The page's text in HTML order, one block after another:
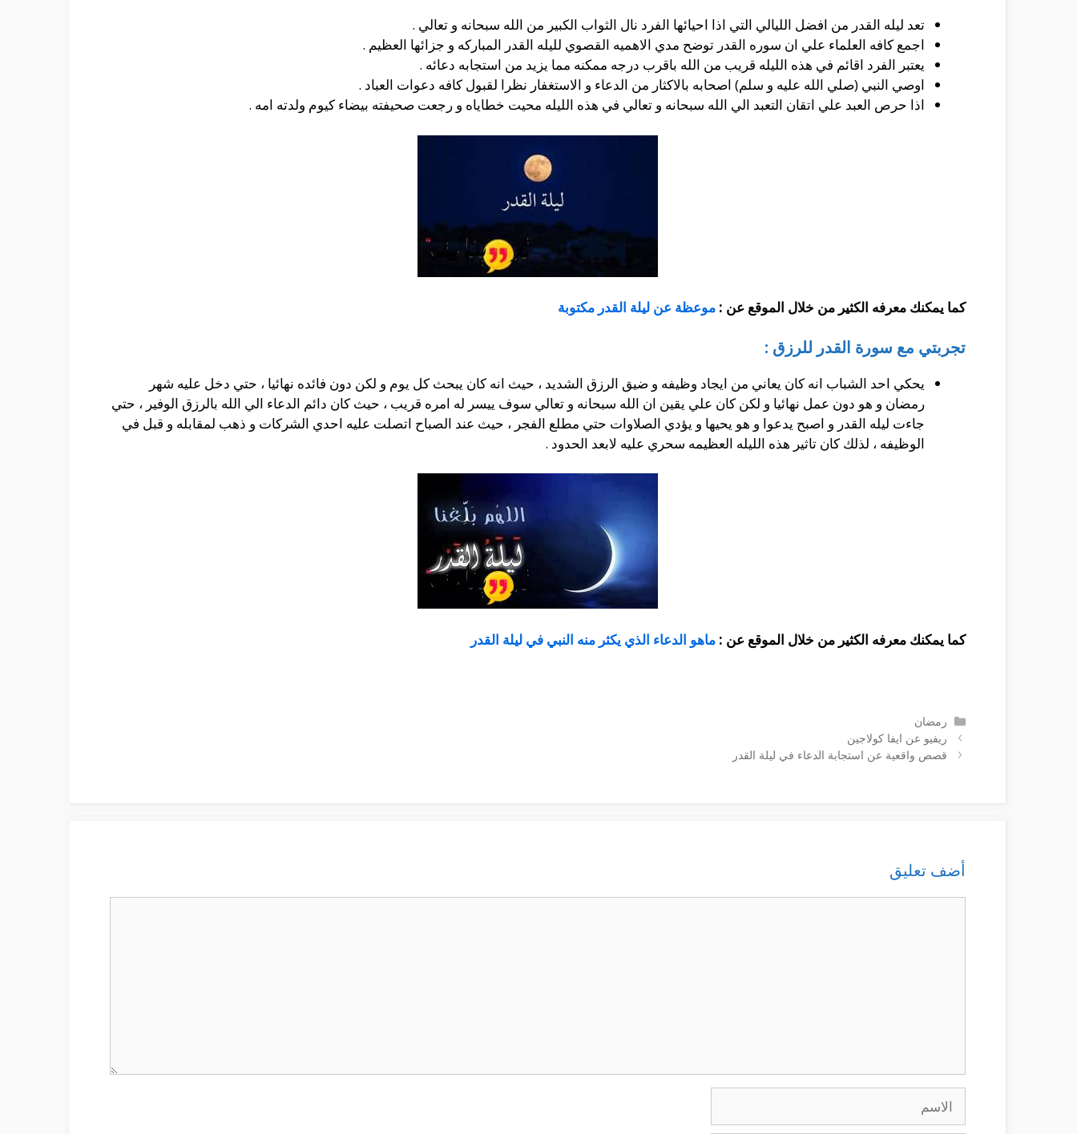
تعد ليله القدر من افضل الليالي التي اذا احيائها الفرد نال الثواب الكبير من الله سبحانه و تعالي .
اجمع كافه العلماء علي ان سوره القدر توضح مدي الاهميه القصوي لليله القدر المباركه و جزائها العظيم .
يعتبر الفرد اقائم في هذه الليله قريب من الله باقرب درجه ممكنه مما يزيد من استجابه دعائه .
اوصي النبي (صلي الله عليه و سلم) اصحابه بالاكثار من الدعاء و الاستغفار نظرا لقبول كافه دعوات العباد .
اذا حرص العبد علي اتقان التعبد الي الله سبحانه و تعالي في هذه الليله محيت خطاياه و رجعت صحيفته بيضاء كيوم ولدته امه .
كما يمكنك معرفه الكثير من خلال الموقع عن : موعظة عن ليلة القدر مكتوبة
تجربتي مع سورة القدر للرزق :
يحكي احد الشباب انه كان يعاني من ايجاد وظيفه و ضيق الرزق الشديد ، حيث انه كان يبحث كل يوم و لكن دون فائده نهائيا ، حتي دخل عليه شهر
رمضان و هو دون عمل نهائيا و لكن كان علي يقين ان الله سبحانه و تعالي سوف ييسر له امره قريب ، حيث كان دائم الدعاء الي الله بالرزق الوفير ، حتي
جاءت ليله القدر و اصبح يدعوا و هو يحيها و يؤدي الصلاوات حتي مطلع الفجر ، حيث عند الصباح اتصلت عليه احدي الشركات و ذهب لمقابله و قبل في
الوظيفه ، لذلك كان تاثير هذه الليله العظيمه سحري عليه لابعد الحدود .
كما يمكنك معرفه الكثير من خلال الموقع عن : ماهو الدعاء الذي يكثر منه النبي في ليلة القدر
التصنيفات
رمضان
ريفيو عن ايفا كولاجين
قصص واقعية عن استجابة الدعاء في ليلة القدر
أضف تعليق
الاسم